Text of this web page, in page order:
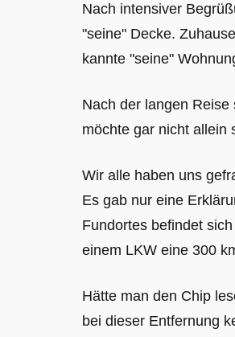
Nach intensiver
"seine" Decke.
kannte "seine"
Nach der langen
möchte gar nicht allein
Wir alle haben uns
Es gab nur eine
Fundortes befindet
einem LKW eine 300
Hätte man den Chip
bei dieser Entfernung